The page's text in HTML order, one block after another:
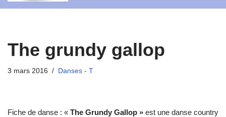
The grundy gallop
3 mars 2016 Danses - T
Fiche de danse : « The Grundy Gallop » est une danse country